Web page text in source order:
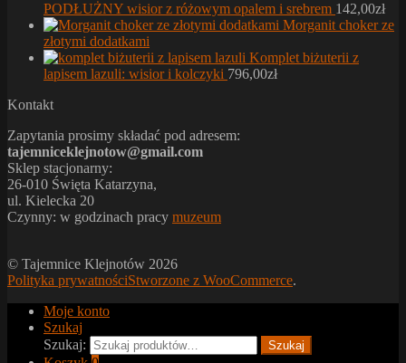
PODŁUŻNY wisior z różowym opalem i srebrem 142,00zł
Morganit choker ze
złotymi dodatkami
Komplet biżuterii z
lapisem lazuli: wisior i kolczyki 796,00zł
Kontakt
Zapytania prosimy składać pod adresem:
tajemniceklejnotow@gmail.com
Sklep stacjonarny:
26-010 Święta Katarzyna,
ul. Kielecka 20
Czynny: w godzinach pracy muzeum
© Tajemnice Klejnotów 2026
Polityka prywatnościStworzone z WooCommerce.
Moje konto
Szukaj
Szukaj:
Szukaj